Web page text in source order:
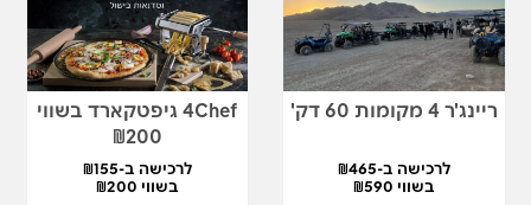
ריינג'ר 4 מקומות 60 דק'
לרכישה ב-₪465
בשווי ₪590
4Chef גיפטקארד בשווי
₪200
לרכישה ב-₪155
בשווי ₪200